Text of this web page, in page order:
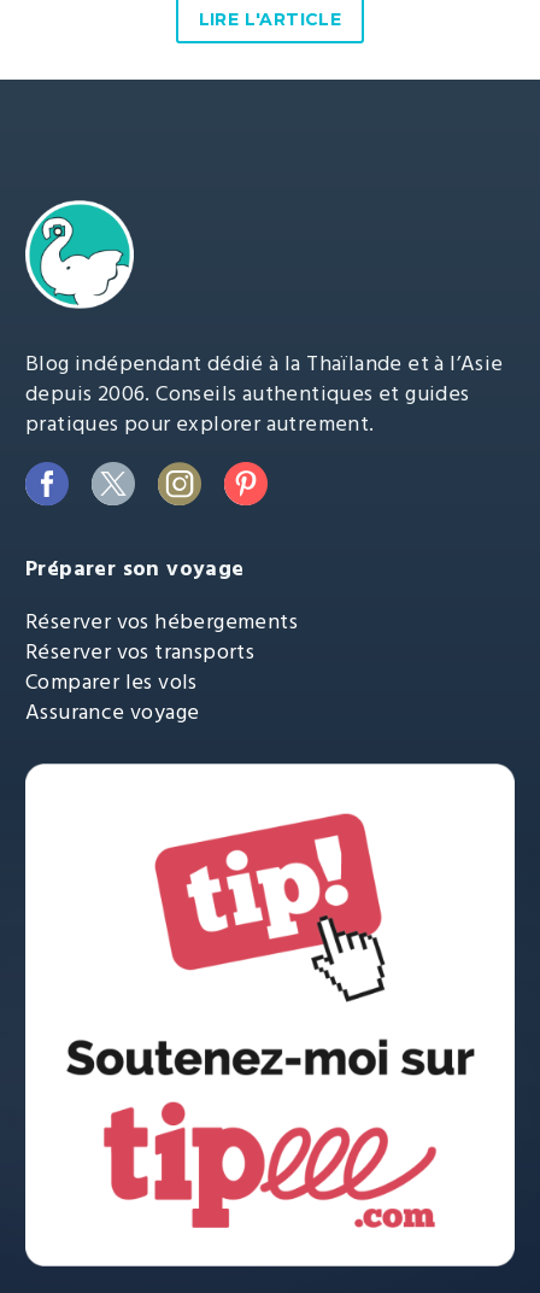
LIRE L'ARTICLE
Blog indépendant dédié à la Thaïlande et à l’Asie
depuis 2006. Conseils authentiques et guides
pratiques pour explorer autrement.
Préparer son voyage
Réserver vos hébergements
Réserver vos transports
Comparer les vols
Assurance voyage